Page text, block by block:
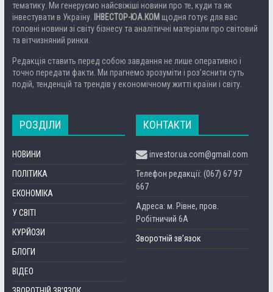
тематику. Ми генеруємо найсвіжіші новини про те, куди та як
інвестувати в Україну.
ІНВЕСТОР-ЮА.КОМ щодня готує для вас
головні новини зі світу бізнесу та аналітичні матеріали про світовий
та вітчизняний ринки.
Редакція ставить перед собою завдання не лише оперативно і
точно передати факти. Ми прагнемо зрозуміти і роз’яснити суть
подій, тенденцій та трендів у економічному житті країни і світу.
РОЗДІЛИ
НОВИНИ
ПОЛІТИКА
ЕКОНОМІКА
У СВІТІ
КУРЙОЗИ
БЛОГИ
ВІДЕО
КОНТАКТИ
investor.ua.com@gmail.com
Телефон редакції: (067) 67 97
667
Адреса: м. Рівне, пров.
Робітничий 6А
Зворотній зв’язок